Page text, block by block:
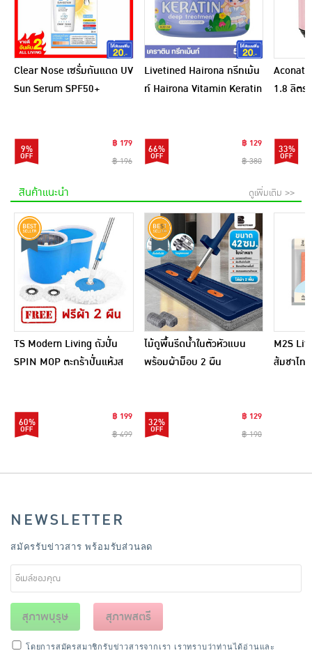
Clear Nose เซรั่มกันแดด UV
Sun Serum SPF50+
9%
฿ 179
฿ 196
Livetined Hairona ทรีทเม้น
ท์ Hairona Vitamin Keratin
66%
฿ 129
฿ 380
1.8 ลิตร
33%
สินค้าแนะนำ ดูเพิ่มเติม >>
TS Modern Living ถังปั่น
SPIN MOP ตะกร้าปั่นแห้งส
60%
฿ 199
฿ 499
ไม้ถูพื้นรีดน้ำในตัวหัวแบน
พร้อมผ้าม็อบ 2 ผืน
32%
฿ 129
฿ 190
M2S
ส้มชาไท
NEWSLETTER
สมัครรับข่าวสาร พร้อมรับส่วนลด
สุภาพบุรุษ สุภาพสตรี
โดยการสมัครสมาชิกรับข่าวสารจากเรา เราทราบว่าท่านได้อ่านและ